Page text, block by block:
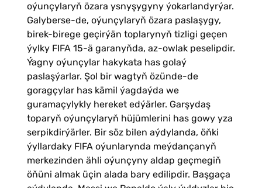
oýunçylaryň özara ysnyşygyny ýokarlandyrýar.
Galyberse-de, oýunçylaryň özara paslaşygy,
birek-birege geçirýän toplarynyň tizligi geçen
ýylky FIFA 15-ä garanyňda, az-owlak peselipdir.
Ýagny oýunçylar hakykata has golaý
paslaşýarlar. Şol bir wagtyň özünde-de
goragçylar has kämil ýagdaýda we
guramaçylykly hereket edýärler. Garşydaş
toparyň oýunçylaryň hüjümlerini has gowy yza
serpikdirýärler. Bir söz bilen aýdylanda, öňki
ýyllardaky FIFA oýunlarynda meýdançanyň
merkezinden ähli oýunçyny aldap geçmegiň
öňüni almak üçin alada bary edilipdir. Başgaça